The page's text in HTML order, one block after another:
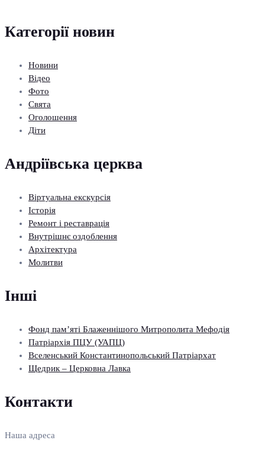
Категорії новин
Новини
Відео
Фото
Свята
Оголошення
Діти
Андріївська церква
Віртуальна екскурсія
Історія
Ремонт і реставрація
Внутрішнє оздоблення
Архітектура
Молитви
Інші
Фонд пам’яті Блаженнішого Митрополита Мефодія
Патріархія ПЦУ (УАПЦ)
Вселенський Константинопольський Патріархат
Щедрик – Церковна Лавка
Контакти
Наша адреса